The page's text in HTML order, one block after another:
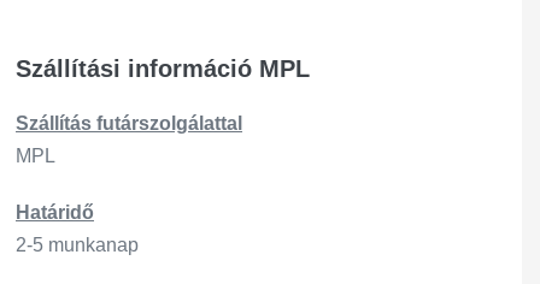
Szállítási információ MPL
Szállítás futárszo lgálattal
MPL
Határidő
2-5 munkanap